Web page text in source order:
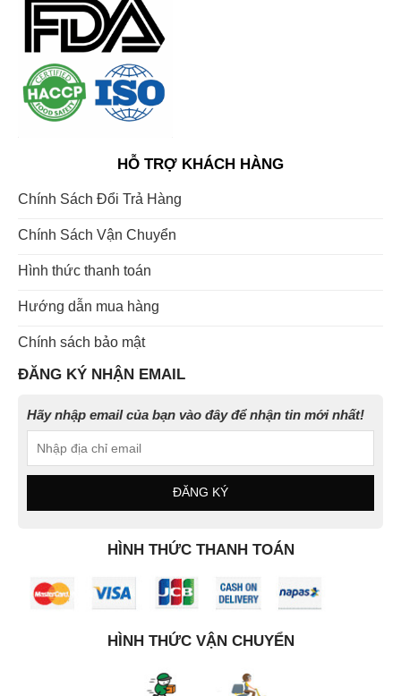
HỖ TRỢ KHÁCH HÀNG
Chính Sách Đổi Trả Hàng
Chính Sách Vận Chuyển
Hình thức thanh toán
Hướng dẫn mua hàng
Chính sách bảo mật
ĐĂNG KÝ NHẬN EMAIL
Hãy nhập email của bạn vào đây để nhận tin mới nhất!
HÌNH THỨC THANH TOÁN
HÌNH THỨC VẬN CHUYỂN